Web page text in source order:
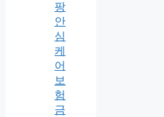
팡
안
심
케
어
보
험
금